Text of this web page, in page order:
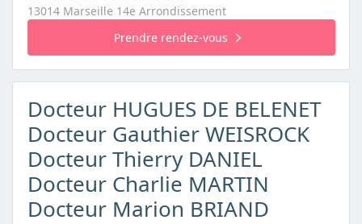
13014 Marseille 14e Arrondissement
Prendre rendez-vous
Docteur HUGUES DE BELENET
Docteur Gauthier WEISROCK
Docteur Thierry DANIEL
Docteur Charlie MARTIN
Docteur Marion BRIAND